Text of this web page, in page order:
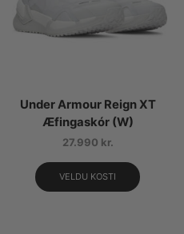
Under Armour Reign XT
Æfingaskór (W)
27.990 kr.
VELDU KOSTI